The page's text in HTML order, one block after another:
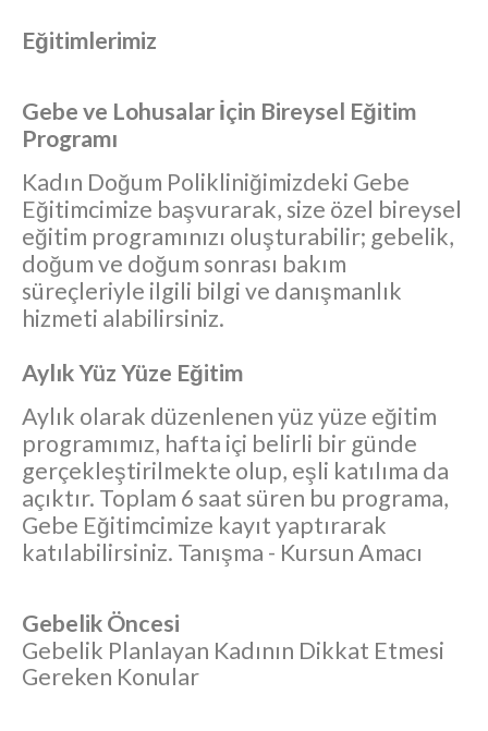
Eğitimlerimiz
Gebe ve Lohusalar İçin Bireysel Eğitim
Programı
Kadın Doğum Polikliniğimizdeki Gebe
Eğitimcimize başvurarak, size özel bireysel
eğitim programınızı oluşturabilir; gebelik,
doğum ve doğum sonrası bakım
süreçleriyle ilgili bilgi ve danışmanlık
hizmeti alabilirsiniz.
Aylık Yüz Yüze Eğitim
Aylık olarak düzenlenen yüz yüze eğitim
programımız, hafta içi belirli bir günde
gerçekleştirilmekte olup, eşli katılıma da
açıktır. Toplam 6 saat süren bu programa,
Gebe Eğitimcimize kayıt yaptırarak
katılabilirsiniz. Tanışma - Kursun Amacı
Gebelik Öncesi
Gebelik Planlayan Kadının Dikkat Etmesi
Gereken Konular